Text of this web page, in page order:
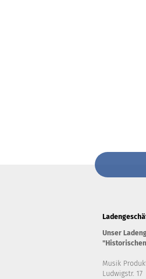
Unser
Musik
Ludwigstr. 17